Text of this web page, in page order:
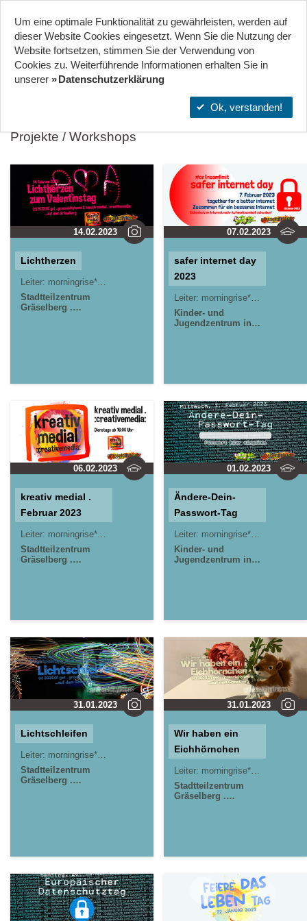
Start Projekte Orte
STADTTEILZENTRUM GRÄSELBERG . WIESBADEN
Projekte / Workshops
14.02.2023
Lichtherzen
Leiter: morningrise* . jOrn
Stadtteilzentrum
Gräselberg .
07.02.2023
safer internet day
2023
Leiter: morningrise* . jOrn
Kinder- und
Jugendzentrum in
06.02.2023
kreativ medial .
Februar 2023
Leiter: morningrise* . jOrn
Stadtteilzentrum
Gräselberg .
01.02.2023
Ändere-Dein-
Passwort-Tag
Leiter: morningrise* . jOrn
Kinder- und
Jugendzentrum in
31.01.2023
Lichtschleifen
Leiter: morningrise* . jOrn
Stadtteilzentrum
Gräselberg .
31.01.2023
Wir haben ein
Eichhörnchen
Leiter: morningrise* . jOrn
Stadtteilzentrum
Gräselberg .
Um eine optimale Funktionalität zu gewährleisten, werden auf
dieser Website Cookies eingesetzt. Wenn Sie die Nutzung der
Website fort­setzen, stimmen Sie der Verwendung von
Cookies zu. Weiterführende Informationen erhalten Sie in
unserer
Datenschutzerklärung
Ok, verstanden!